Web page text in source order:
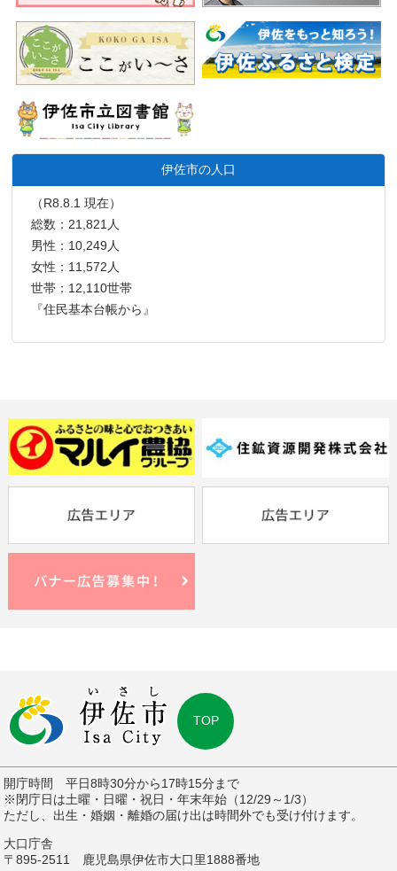
伊佐市の人口
（R8.8.1 現在）
総数：21,821人
男性：10,249人
女性：11,572人
世帯：12,110世帯
『住民基本台帳から』
TOP
開庁時間 平日8時30分から17時15分まで
※閉庁日は土曜・日曜・祝日・年末年始（12/29～1/3）
ただし、出生・婚姻・離婚の届け出は時間外でも受け付けます。
大口庁舎
〒895-2511 鹿児島県伊佐市大口里1888番地